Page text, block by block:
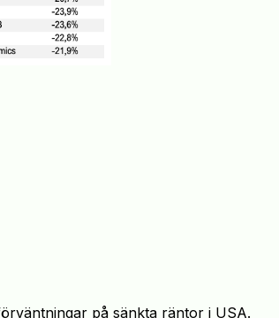
på sänkta räntor i USA.